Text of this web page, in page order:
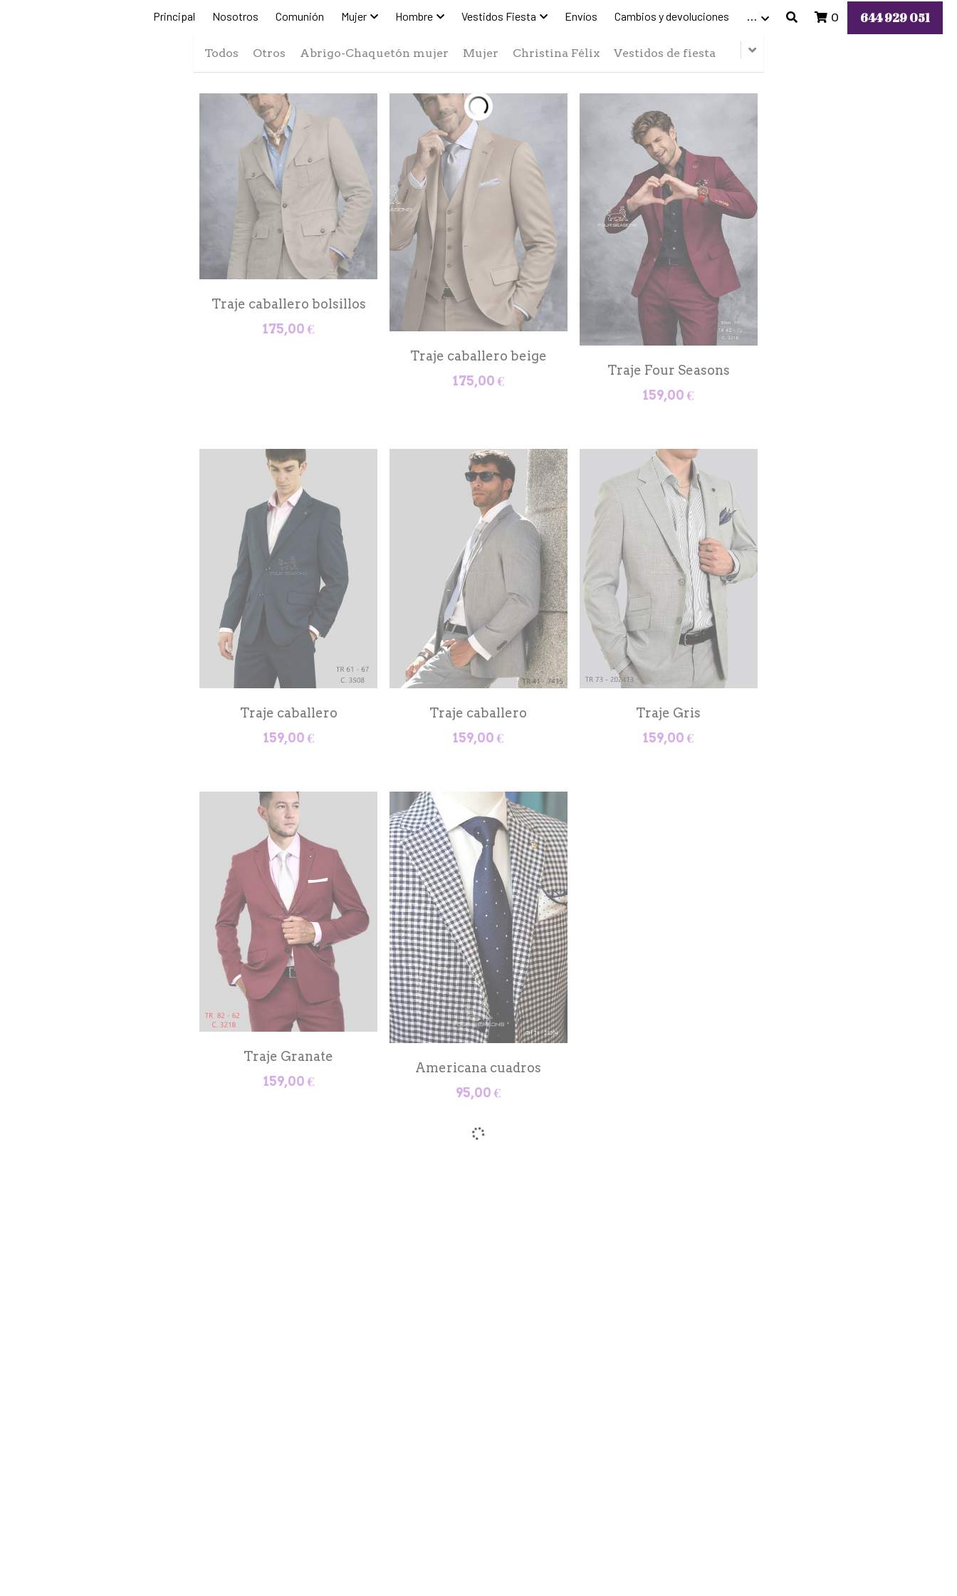
Principal Nosotros Comunión Mujer Hombre Vestidos Fiesta Envíos Cambios y devoluciones … 0 644 929 051
Todos Otros Abrigo-Chaquetón mujer Mujer Christina Félix Vestidos de fiesta
Traje caballero bolsillos
175,00 €
Traje caballero beige
175,00 €
Traje Four Seasons
159,00 €
Traje caballero
159,00 €
Traje caballero
159,00 €
Traje caballero
159,00 €
Traje Gris
159,00 €
Traje
159,00 €